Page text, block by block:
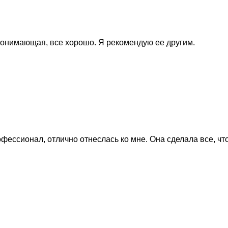
все хорошо. Я рекомендую ее другим.
отлично отнеслась ко мне. Она сделала все,